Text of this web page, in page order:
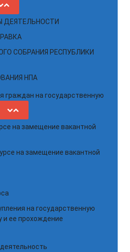
ДЕЯТЕЛЬНОСТИ
СОБРАНИЯ РЕСПУБЛИКИ
НПА
граждан на государственную
на замещение вакантной
на замещение вакантной
на государственную
и ее прохождение